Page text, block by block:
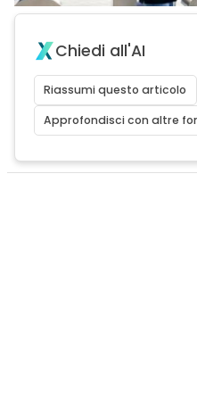
Chiedi all'AI
Riassumi questo articolo
Approfondisci con altre